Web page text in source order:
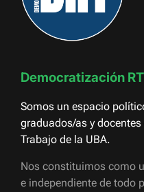
Democratización RT
Somos un espacio
graduados/as y docentes
Trabajo de la UBA.
Nos constituimos como
e independiente de todo